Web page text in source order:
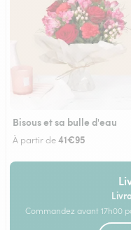
Bisous et sa bulle d'eau
À partir de41€95
Commandez avant 17h00